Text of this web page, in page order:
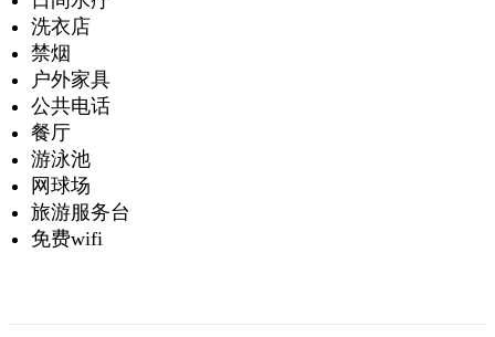
洗衣店
禁烟
户外家具
公共电话
餐厅
游泳池
网球场
旅游服务台
免费wifi